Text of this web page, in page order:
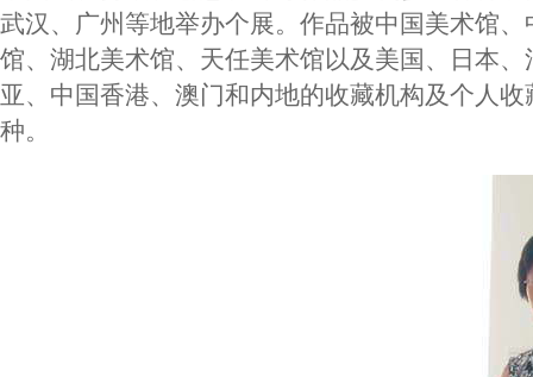
武汉、广州等地举办个展。作品被中国美术馆
馆、湖北美术馆、天任美术馆以及美国、日本
亚、中国香港、澳门和内地的收藏机构及个人
种。